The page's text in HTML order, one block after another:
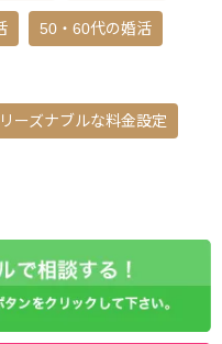
50・60代の婚活
リーズナブルな料金設定